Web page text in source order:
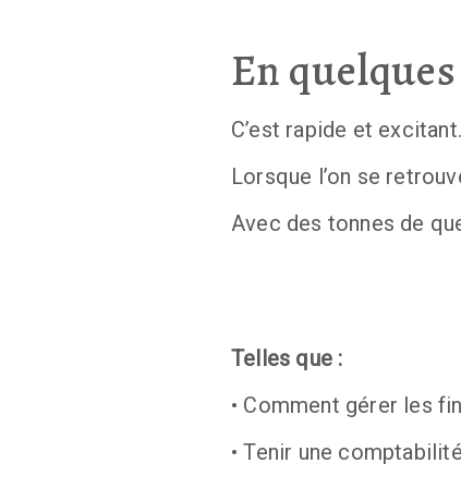
En
C’est rapide et
Lorsque l’on se
Avec des tonnes de
Telles que :
• Comment gérer les
• Tenir une